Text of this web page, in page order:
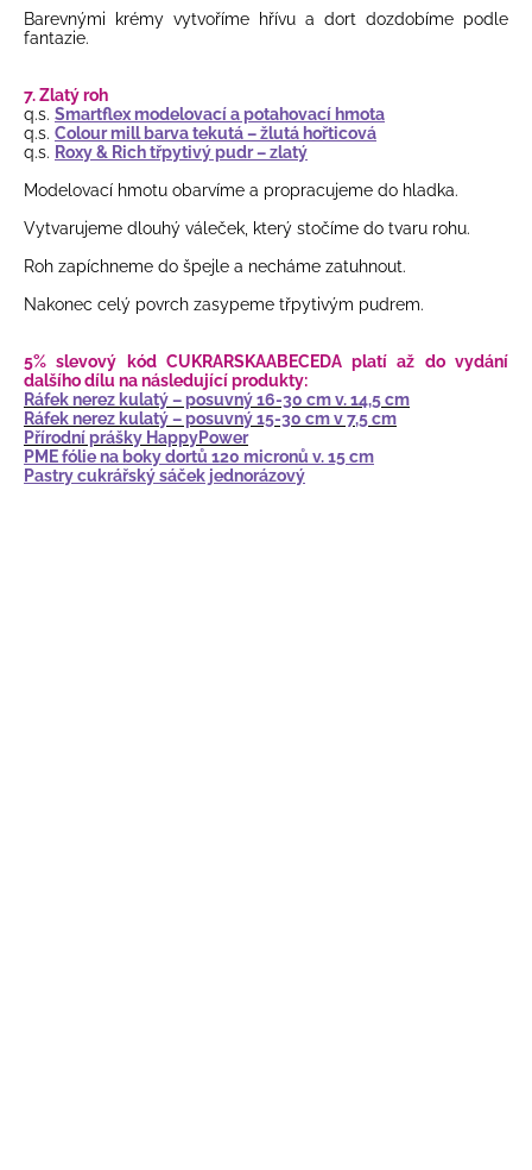
Barevnými krémy vytvoříme hřívu a dort dozdobíme podle
fantazie.
7. Zlatý roh
q.s. Smartflex modelovací a potahovací hmota
q.s. Colour mill barva tekutá – žlutá hořticová
q.s. Roxy & Rich třpytivý pudr – zlatý
Modelovací hmotu obarvíme a propracujeme do hladka.
Vytvarujeme dlouhý váleček, který stočíme do tvaru rohu.
Roh zapíchneme do špejle a necháme zatuhnout.
Nakonec celý povrch zasypeme třpytivým pudrem.
5% slevový kód CUKRARSKAABECEDA platí až do vydání
dalšího dílu na následující produkty:
Ráfek nerez kulatý – posuvný 16-30 cm v. 14,5 cm
Ráfek nerez kulatý – posuvný 15-30 cm v 7,5 cm
Přírodní prášky HappyPower
PME fólie na boky dortů 120 micronů v. 15 cm
Pastry cukrářský sáček jednorázový